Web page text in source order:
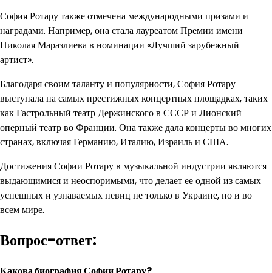
София Ротару также отмечена международными призами и
наградами. Например, она стала лауреатом Премии имени
Николая Маразлиева в номинации «Лучший зарубежный
артист».
Благодаря своим таланту и популярности, София Ротару
выступала на самых престижных концертных площадках, таких
как Гастрольный театр Держинского в СССР и Лионский
оперный театр во Франции. Она также дала концерты во многих
странах, включая Германию, Италию, Израиль и США.
Достижения Софии Ротару в музыкальной индустрии являются
выдающимися и неоспоримыми, что делает ее одной из самых
успешных и узнаваемых певиц не только в Украине, но и во
всем мире.
Вопрос-ответ: